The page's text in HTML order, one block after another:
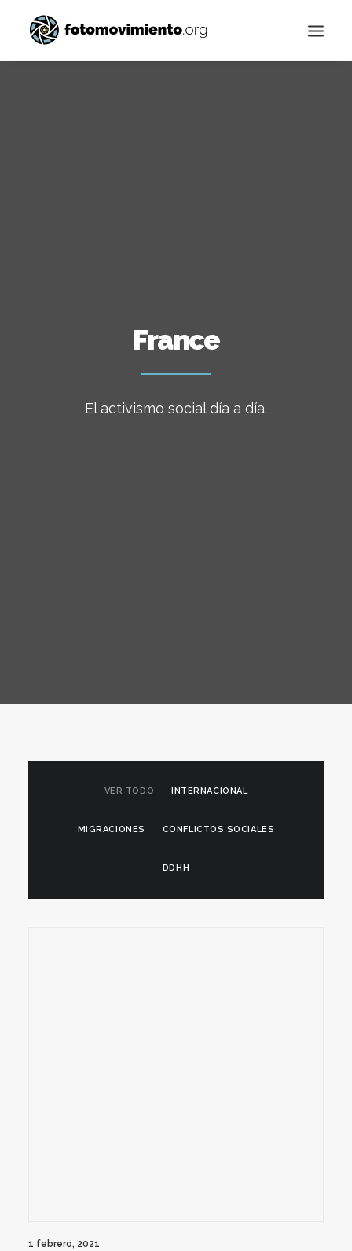
France
El activismo social día a día.
VER TODO INTERNACIONAL
MIGRACIONES CONFLICTOS SOCIALES
DDHH
1 febrero, 2021